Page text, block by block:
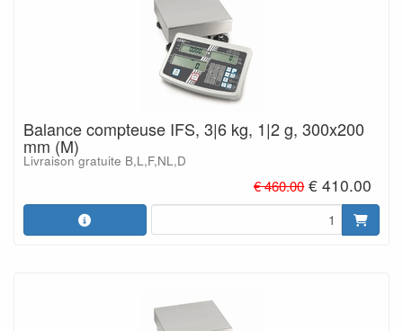
Balance compteuse IFS, 3|6 kg, 1|2 g, 300x200
mm (M)
Livraison gratuite B,L,F,NL,D
€ 460.00 € 410.00